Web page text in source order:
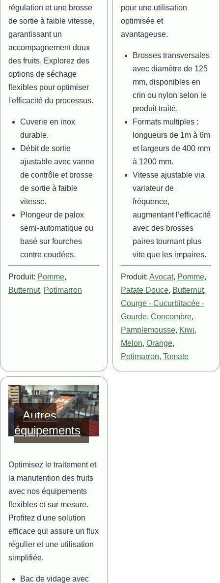
régulation et une brosse
de sortie à faible vitesse,
garantissant un
accompagnement doux
des fruits. Explorez des
options de séchage
flexibles pour optimiser
l'efficacité du processus.
Cuverie en inox
durable.
Débit de sortie
ajustable avec vanne
de contrôle et brosse
de sortie à faible
vitesse.
Plongeur de palox
semi-automatique ou
basé sur fourches
contre coudées.
Produit: Pomme,
Butternut, Potimarron
pour une utilisation
optimisée et
avantageuse.
Brosses transversales
avec diamètre de 125
mm, disponibles en
crin ou nylon selon le
produit traité.
Formats multiples :
longueurs de 1m à 6m
et largeurs de 400 mm
à 1200 mm.
Vitesse ajustable via
variateur de
fréquence,
augmentant l’efficacité
avec des brosses
paires tournant plus
vite que les impaires.
Produit: Avocat, Pomme,
Patate Douce, Butternut,
Courge - Cucurbitacée -
Gourde, Concombre,
Pamplemousse, Kiwi,
Melon, Orange,
Potimarron, Tomate
Image
Autres
équipements
Optimisez le traitement et
la manutention des fruits
avec nos équipements
flexibles et sur mesure.
Profitez d'une solution
efficace qui assure un flux
régulier et une utilisation
simplifiée.
Bac de vidage avec